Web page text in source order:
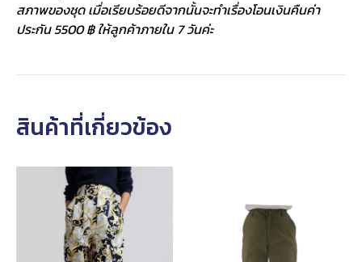
สภาพของชุด เมื่อเรียบร้อยดีจากนั้นจะทำเรื่องโอนเงินคืนค่า
ประกัน 5500 ฿ ให้ลูกค้าภายใน 7 วันค่ะ
สินค้าที่เกี่ยวข้อง